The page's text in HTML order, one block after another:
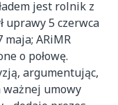
jest rolnik z
uprawy 5 czerwca
maja; ARiMR
o połowę.
argumentując,
ważnej umowy